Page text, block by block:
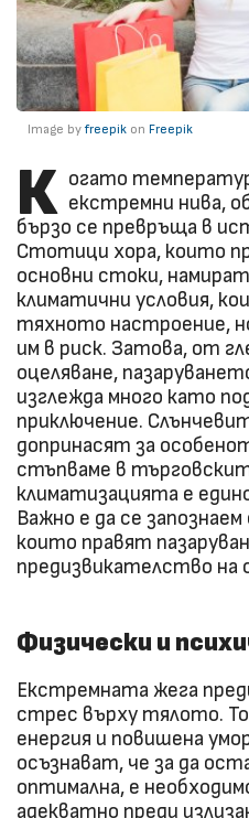
Image byfreepik on Freepik
К огато
екстремни нива,
бързо се превръща в
Стотици хора, които
основни стоки,
климатични условия,
тяхното настроение,
им в риск. Затова, от
оцеляване,
изглежда много като
приключение.
допринасят за
стъпваме в
климатизацията е
Важно е да се
които правят
предизвикателство на
Физически и
Екстремната жега
стрес върху тялото.
енергия и повишена
осъзнават, че за да
оптимална, е
адекватно преди